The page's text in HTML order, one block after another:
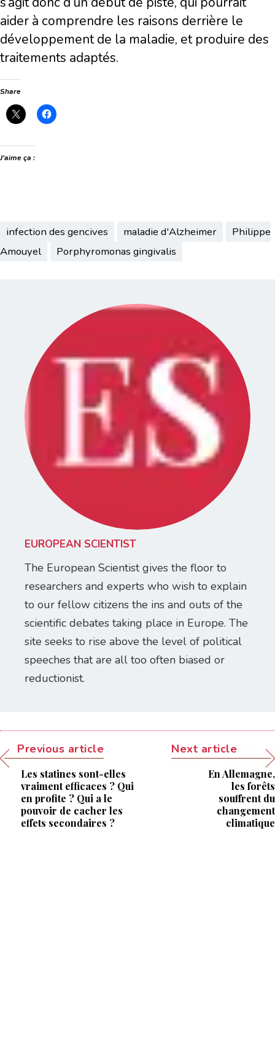
aider à comprendre les raisons derrière le
développement de la maladie, et produire des
traitements adaptés.
Share
J’aime ça :
infection des gencives maladie d'Alzheimer
Philippe
Amouyel
Porphyromonas gingivalis
EUROPEAN SCIENTIST
The European Scientist gives the floor to
researchers and experts who wish to explain
to our fellow citizens the ins and outs of the
scientific debates taking place in Europe. The
site seeks to rise above the level of political
speeches that are all too often biased or
reductionist.
Previous article
Les statines sont-elles
vraiment efficaces ? Qui
en profite ? Qui a le
pouvoir de cacher les
effets secondaires ?
Next article
En Allemagne,
les forêts
souffrent du
changement
climatique